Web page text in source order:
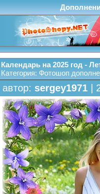
Календарь на 2025 год -
Категория: Фотошоп
автор: sergey1971 |